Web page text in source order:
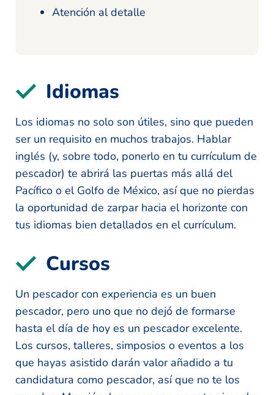
Atención al detalle
Idiomas
Los idiomas no solo son útiles, sino que pueden
ser un requisito en muchos trabajos. Hablar
inglés (y, sobre todo, ponerlo en tu currículum de
pescador) te abrirá las puertas más allá del
Pacífico o el Golfo de México, así que no pierdas
la oportunidad de zarpar hacia el horizonte con
tus idiomas bien detallados en el currículum.
Cursos
Un pescador con experiencia es un buen
pescador, pero uno que no dejó de formarse
hasta el día de hoy es un pescador excelente.
Los cursos, talleres, simposios o eventos a los
que hayas asistido darán valor añadido a tu
candidatura como pescador, así que no te los